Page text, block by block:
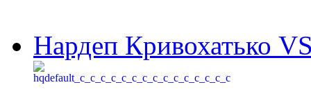
Нардеп Кривохатько